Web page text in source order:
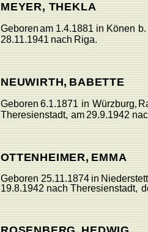
MEYER, THEKLA
Geborenam 1.4.1881 inKönen b.
28.11.1941nachRiga.
NEUWIRTH, BABETTE
Geboren 6.1.1871 in Würzburg,
Theresienstadt, am 29.9.1942
OTTENHEIMER, EMMA
Geboren 25.11.1874in
19.8.1942 nachTheresienstadt,